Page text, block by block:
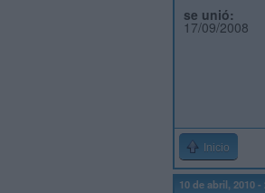
se unió:
17/09/2008
Inicio
10 de abril, 2010 -